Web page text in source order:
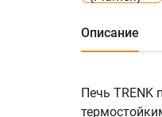
Описание
Печь TRENK